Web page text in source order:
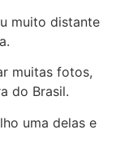
muito distante
muitas fotos,
do Brasil.
uma delas e